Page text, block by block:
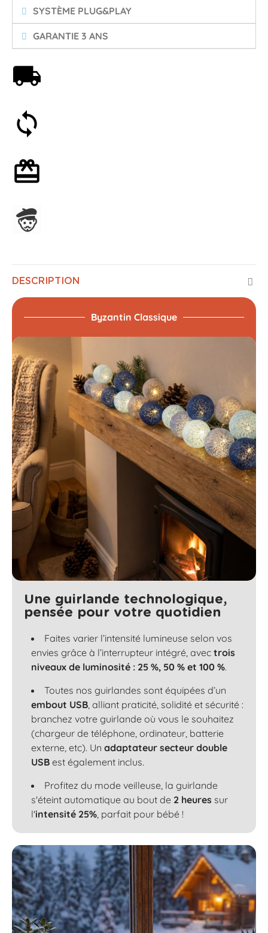
SYSTÈME PLUG&PLAY
GARANTIE 3 ANS
DESCRIPTION
Byzantin Classique
Une guirlande technologique,
pensée pour votre quotidien
Faites varier l’intensité lumineuse selon vos
envies grâce à l’interrupteur intégré, avec trois
niveaux de luminosité : 25 %, 50 % et 100 %.
Toutes nos guirlandes sont équipées d’un
embout USB, alliant praticité, solidité et sécurité :
branchez votre guirlande où vous le souhaitez
(chargeur de téléphone, ordinateur, batterie
externe, etc). Un adaptateur secteur double
USB est également inclus.
Profitez du mode veilleuse, la guirlande
s'éteint automatique au bout de 2 heures sur
l'intensité 25%, parfait pour bébé !